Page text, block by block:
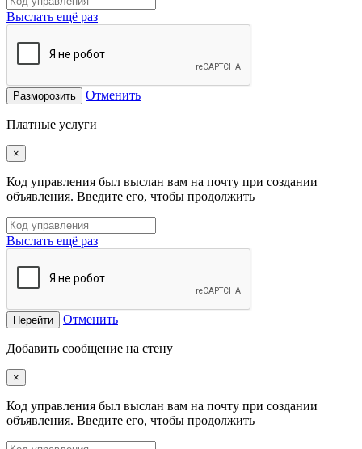
Выслать ещё раз
Разморозить Отменить
Платные услуги
×
Код управления был выслан вам на почту при создании
объявления. Введите его, чтобы продолжить
Выслать ещё раз
Перейти Отменить
Добавить сообщение на стену
×
Код управления был выслан вам на почту при создании
объявления. Введите его, чтобы продолжить